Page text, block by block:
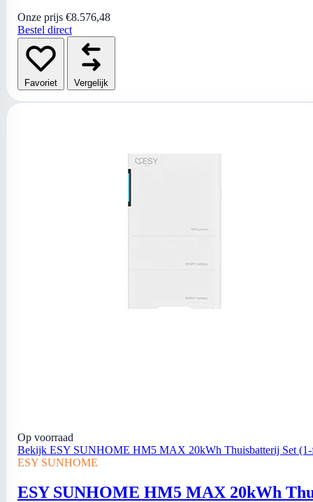
Onze prijs €8.576,48
Bestel direct
Favoriet Vergelijk
Op voorraad
Bekijk ESY SUNHOME HM5 MAX 20kWh Thuisbatterij Set (1-
ESY SUNHOME
ESY SUNHOME HM5 MAX 20kWh